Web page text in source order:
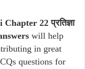
22 प्रतिज्ञा
will help
in great
questions for